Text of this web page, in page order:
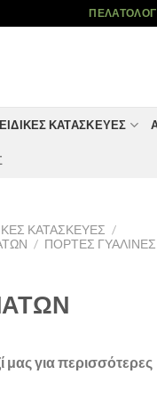
ΕΙΔΙΚΈΣ ΚΑΤΑΣΚΕΥΈΣ
ΚΑΤΑΣΚΕΥΈΣ /
/ ΠΟΡΤΕΣ ΓΥΑΛΙΝΕΣ
μας για περισσότερες